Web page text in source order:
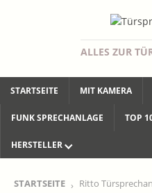
ALLES ZUR
STARTSEITE MIT KAMERA
FUNK SPRECHANLAGE TOP
HERSTELLER
STARTSEITE Ritto